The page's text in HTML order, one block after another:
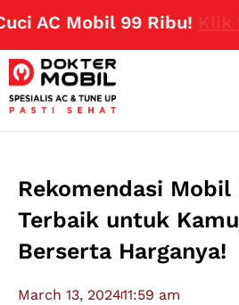
Mobil 99 Ribu!Klik
Rekomendasi Mobil
Terbaik untuk
Berserta Harganya!
March 13, 202411:59 am